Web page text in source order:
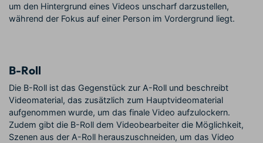
um den Hintergrund eines Videos unscharf darzustellen,
während der Fokus auf einer Person im Vordergrund liegt.
B-Roll
Die B-Roll ist das Gegenstück zur A-Roll und beschreibt
Videomaterial, das zusätzlich zum Hauptvideomaterial
aufgenommen wurde, um das finale Video aufzulockern.
Zudem gibt die B-Roll dem Videobearbeiter die Möglichkeit,
Szenen aus der A-Roll herauszuschneiden, um das Video